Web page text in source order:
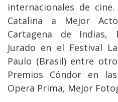
internacionales de
Catalina a Mejor
Cartagena de Indias,
Jurado en el Festival
Paulo (Brasil) entre
Premios Cóndor en
Opera Prima, Mejor